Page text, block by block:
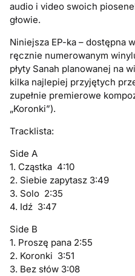
audio i video swoich
głowie.
Niniejsza EP-ka – dostępna
ręcznie numerowanym
płyty Sanah planowanej na
kilka najlepiej przyjętych
zupełnie premierowe
„Koronki”).
Tracklista:
Side A
1. Cząstka 4:10
2. Siebie zapytasz 3:49
3. Solo 2:35
4. Idź 3:47
Side B
1. Proszę pana 2:55
2. Koronki 3:51
3. Bez słów 3:08